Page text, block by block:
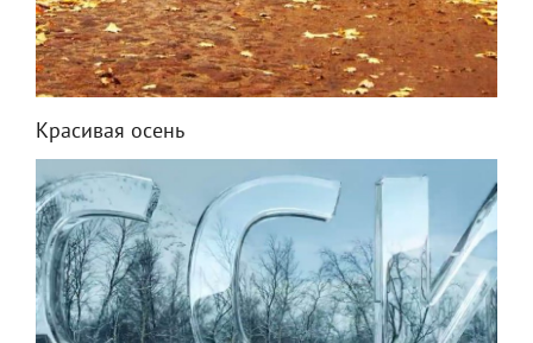
Красивая осень